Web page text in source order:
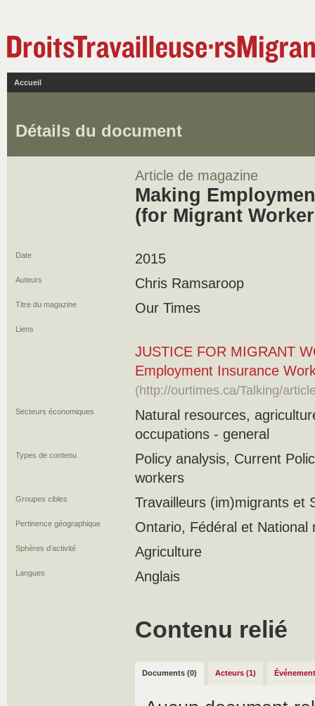
Accueil
Détails du document
Article de magazine
Making
(for Migrant
Date 2015
Auteurs Chris Ramsaroop
Titre du magazine Our Times
Liens
JUSTICE FOR MIGRANT
Employment Insurance
(http://ourtimes.ca/Talking/
Secteurs économiques
Natural resources,
occupations - general
Types de contenu
Policy analysis, Current
workers
Groupes cibles Travailleurs (im)migrants et
Pertinence géographique Ontario, Fédéral et National
Sphères d’activité Agriculture
Langues Anglais
Contenu relié
Documents (0) Acteurs (1)